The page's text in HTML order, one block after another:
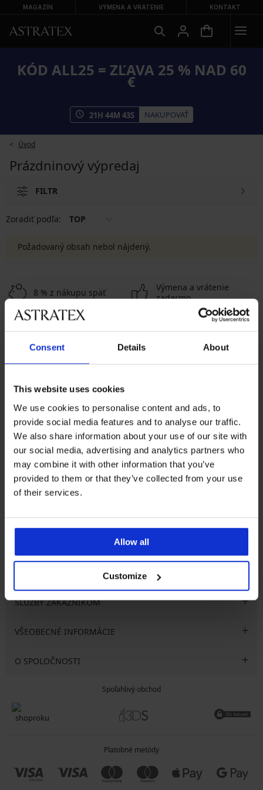
Consent Details About
This website uses cookies
We use cookies to personalise content and ads, to
provide social media features and to analyse our traffic.
We also share information about your use of our site with
our social media, advertising and analytics partners who
may combine it with other information that you’ve
provided to them or that they’ve collected from your use
of their services.
Allow all
Customize
MAGAZÍN VÝMENA A VRÁTENIE KONTAKT
KÓD ALL25 = ZĽAVA 25 % NAD 60
€
21H 44M 43S NAKUPOVAŤ
Úvod
Prázdninový výpredaj
FILTR
Zoradiť podľa: TOP
Požadovaný obsah nebol nájdený.
8 % z nákupu späť
Výmena a vrátenie
zadarmo
Výhodné poštovné
Chytrý sprievodca
02 205 703 40
info@astratex.sk
Newsletter
Prihláste sa do newsletteru a získajte
CHCEM ODOBERAŤ
SLUŽBY ZÁKAZNÍKOM
VŠEOBECNÉ INFORMÁCIE
O SPOLOČNOSTI
Spoľahlivý obchod
Platobné metódy